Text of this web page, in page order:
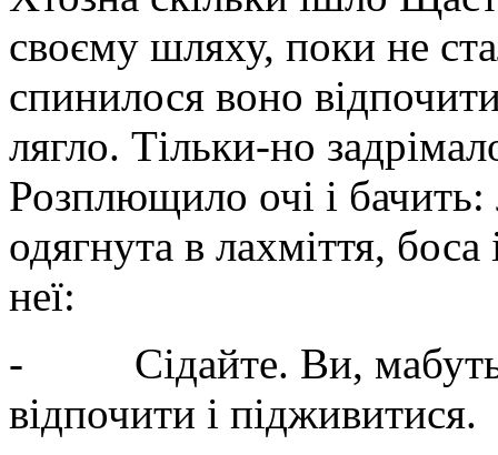
своєму шляху, поки не
спинилося воно
лягло. Тільки-но
Розплющило очі і бачить:
одягнута в лахміття,
неї:
- Сідайте. Ви, мабуть,
відпочити і підживитися.